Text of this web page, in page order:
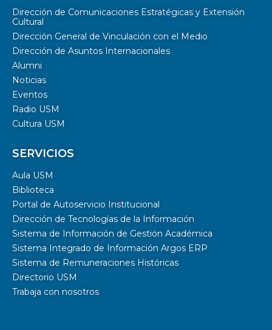
Dirección de Comunicaciones Estratégicas y Extensión
Cultural
Dirección General de Vinculación con el Medio
Dirección de Asuntos Internacionales
Alumni
Noticias
Eventos
Radio USM
Cultura USM
SERVICIOS
Aula USM
Biblioteca
Portal de Autoservicio Institucional
Dirección de Tecnologías de la Información
Sistema de Información de Gestión Académica
Sistema Integrado de Información Argos ERP
Sistema de Remuneraciones Históricas
Directorio USM
Trabaja con nosotros